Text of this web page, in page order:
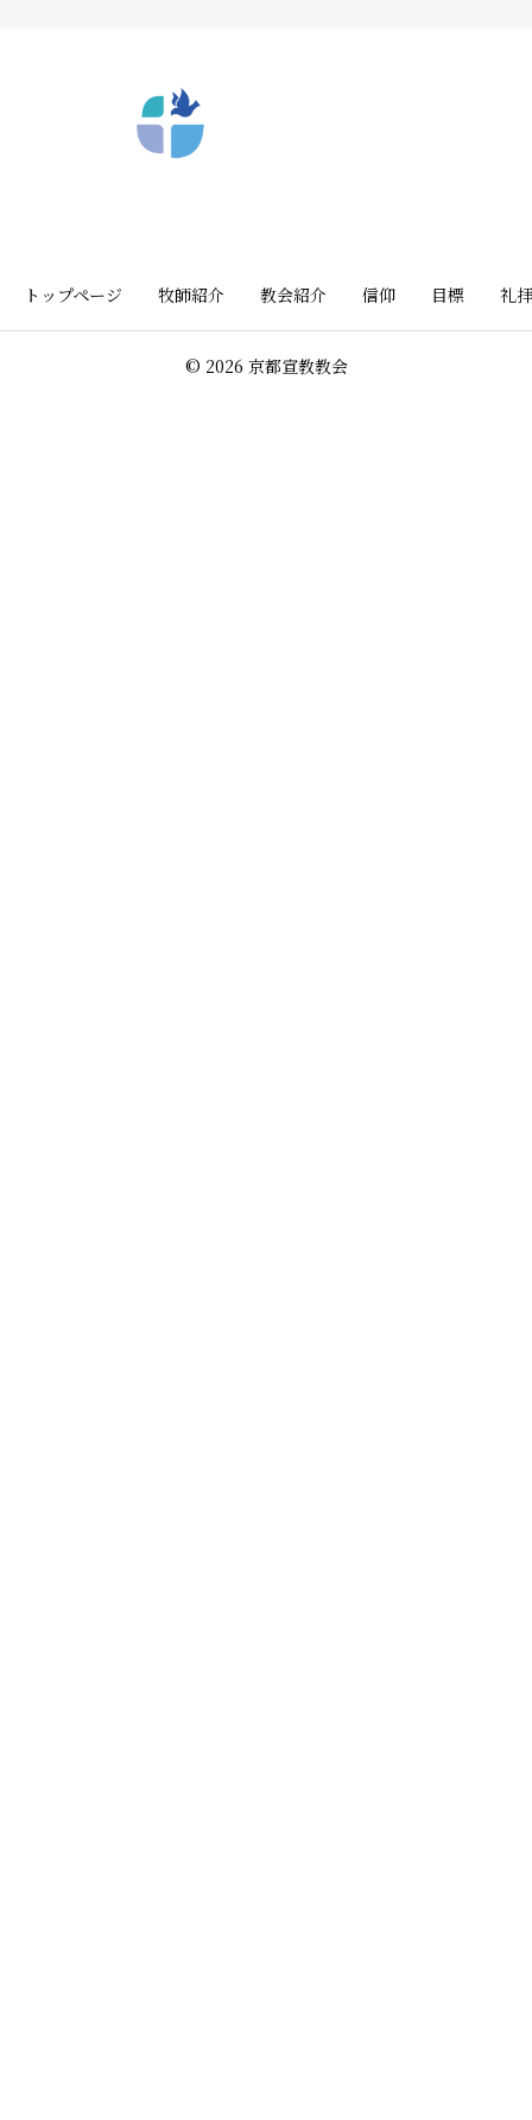
トップページ 牧師紹介 教会紹介 信仰 目標 礼
© 2026 京都宣教教会